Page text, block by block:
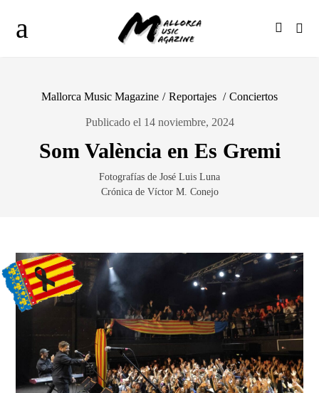
Mallorca Music Magazine / Reportajes / Conciertos
Publicado el 14 noviembre, 2024
Som València en Es Gremi
Fotografías de José Luis Luna
Crónica de Víctor M. Conejo